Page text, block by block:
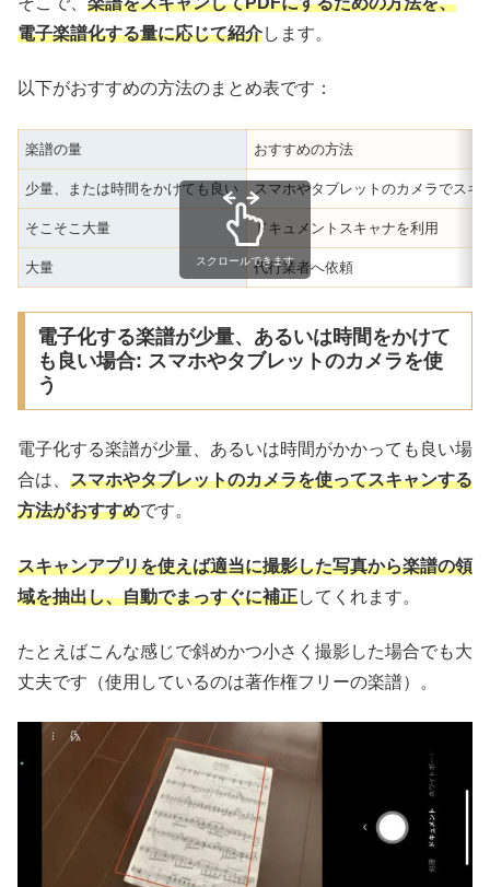
電子楽譜化する量に応じて紹介します。
以下がおすすめの方法のまとめ表です：
楽譜の量 おすすめの方法
少量、または時間をかけても良い スマホやタブレットのカメラでスキ
そこそこ大量 ドキュメントスキャナを利用
大量 代行業者へ依頼
スクロールできます
電子化する楽譜が少量、あるいは時間をかけて
も良い場合: スマホやタブレットのカメラを使
う
電子化する楽譜が少量、あるいは時間がかかっても良い場
合は、 スマホやタブレットのカメラを使ってスキャンする
方法がおすすめです。
スキャンアプリを使えば適当に撮影した写真から楽譜の領
域を抽出し、自動でまっすぐに補正してくれます。
たとえばこんな感じで斜めかつ小さく撮影した場合でも大
丈夫です（使用しているのは著作権フリーの楽譜）。